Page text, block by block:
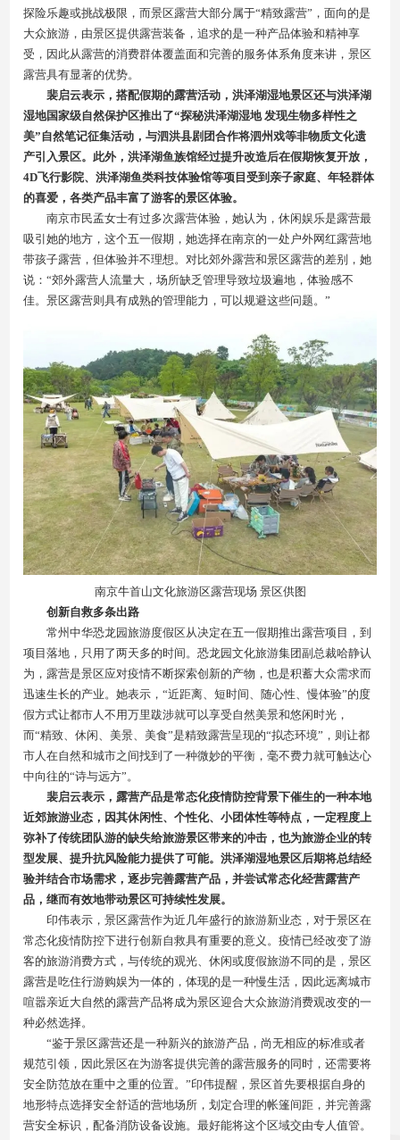
探险乐趣或挑战极限，而景区露营大部分属于“精致露营”，面向的是
大众旅游，由景区提供露营装备，追求的是一种产品体验和精神享
受，因此从露营的消费群体覆盖面和完善的服务体系角度来讲，景区
露营具有显著的优势。
裴启云表示，搭配假期的露营活动，洪泽湖湿地景区还与洪泽湖
湿地国家级自然保护区推出了“探秘洪泽湖湿地 发现生物多样性之
美”自然笔记征集活动，与泗洪县剧团合作将泗州戏等非物质文化遗
产引入景区。此外，洪泽湖鱼族馆经过提升改造后在假期恢复开放，
4D飞行影院、洪泽湖鱼类科技体验馆等项目受到亲子家庭、年轻群体
的喜爱，各类产品丰富了游客的景区体验。
南京市民孟女士有过多次露营体验，她认为，休闲娱乐是露营最
吸引她的地方，这个五一假期，她选择在南京的一处户外网红露营地
带孩子露营，但体验并不理想。对比郊外露营和景区露营的差别，她
说：“郊外露营人流量大，场所缺乏管理导致垃圾遍地，体验感不
佳。景区露营则具有成熟的管理能力，可以规避这些问题。”
南京牛首山文化旅游区露营现场 景区供图
创新自救多条出路
常州中华恐龙园旅游度假区从决定在五一假期推出露营项目，到
项目落地，只用了两天多的时间。恐龙园文化旅游集团副总裁哈静认
为，露营是景区应对疫情不断探索创新的产物，也是积蓄大众需求而
迅速生长的产业。她表示，“近距离、短时间、随心性、慢体验”的度
假方式让都市人不用万里跋涉就可以享受自然美景和悠闲时光，
而“精致、休闲、美景、美食”是精致露营呈现的“拟态环境”，则让都
市人在自然和城市之间找到了一种微妙的平衡，毫不费力就可触达心
中向往的“诗与远方”。
裴启云表示，露营产品是常态化疫情防控背景下催生的一种本地
近郊旅游业态，因其休闲性、个性化、小团体性等特点，一定程度上
弥补了传统团队游的缺失给旅游景区带来的冲击，也为旅游企业的转
型发展、提升抗风险能力提供了可能。洪泽湖湿地景区后期将总结经
验并结合市场需求，逐步完善露营产品，并尝试常态化经营露营产
品，继而有效地带动景区可持续性发展。
印伟表示，景区露营作为近几年盛行的旅游新业态，对于景区在
常态化疫情防控下进行创新自救具有重要的意义。疫情已经改变了游
客的旅游消费方式，与传统的观光、休闲或度假旅游不同的是，景区
露营是吃住行游购娱为一体的，体现的是一种慢生活，因此远离城市
喧嚣亲近大自然的露营产品将成为景区迎合大众旅游消费观改变的一
种必然选择。
“鉴于景区露营还是一种新兴的旅游产品，尚无相应的标准或者
规范引领，因此景区在为游客提供完善的露营服务的同时，还需要将
安全防范放在重中之重的位置。”印伟提醒，景区首先要根据自身的
地形特点选择安全舒适的营地场所，划定合理的帐篷间距，并完善露
营安全标识，配备消防设备设施。最好能将这个区域交由专人值管。